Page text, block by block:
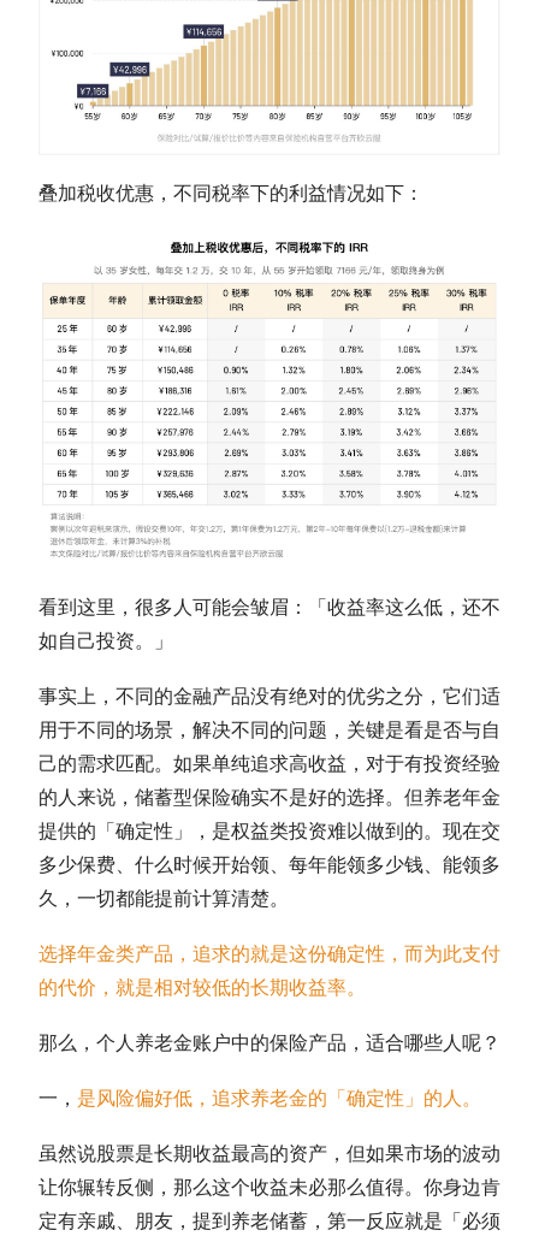
叠加税收优惠，不同税率下的利益情况如下：
看到这里，很多人可能会皱眉：「收益率这么低，还不
如自己投资。」
事实上，不同的金融产品没有绝对的优劣之分，它们适
用于不同的场景，解决不同的问题，关键是看是否与自
己的需求匹配。如果单纯追求高收益，对于有投资经验
的人来说，储蓄型保险确实不是好的选择。但养老年金
提供的「确定性」，是权益类投资难以做到的。现在交
多少保费、什么时候开始领、每年能领多少钱、能领多
久，一切都能提前计算清楚。
选择年金类产品，追求的就是这份确定性，而为此支付
的代价，就是相对较低的长期收益率。
那么，个人养老金账户中的保险产品，适合哪些人呢？
一， 是风险偏好低，追求养老金的「确定性」的人。
虽然说股票是长期收益最高的资产，但如果市场的波动
让你辗转反侧，那么这个收益未必那么值得。你身边肯
定有亲戚、朋友，提到养老储蓄，第一反应就是「必须